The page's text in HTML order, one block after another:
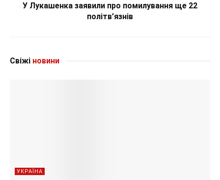
У Лукашенка заявили про помилування ще 22
політв’язнів
Свіжі новини
УКРАЇНА